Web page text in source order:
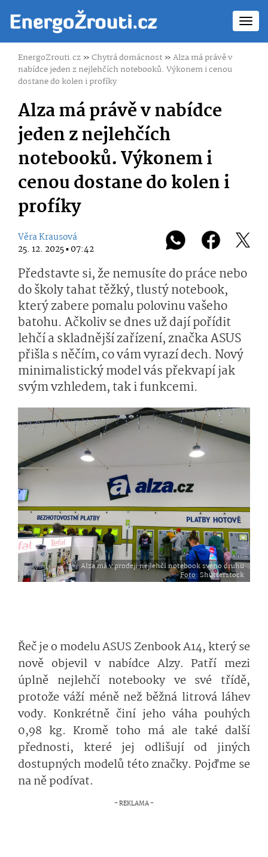
EnergoZrouti.cz»Chytrá domácnost»Alza má právě v
nabídce jeden z nejlehčích notebooků. Výkonem i cenou
dostane do kolen i profíky
Alza má právě v nabídce
jeden z nejlehčích
notebooků. Výkonem i
cenou dostane do kolen i
profíky
Věra Krausová
25. 12. 2025 ▪ 07:42
Představte si, že nemusíte do práce nebo
do školy tahat těžký, tlustý notebook,
který zabere pomalu polovinu vašeho
batohu. Ačkoliv se dnes už dají pořídit
lehčí a skladnější zařízení, značka ASUS
přišla s něčím, co vám vyrazí dech. Nový
minimalistický model vás překvapí jak
svým vzhledem, tak i funkcemi.
Alza má v prodeji nejlehčí notebook svého druhu
Foto: Shutterstock
Řeč je o modelu ASUS Zenbook A14, který se
nově objevil v nabídce Alzy. Patří mezi
úplně nejlehčí notebooky ve své třídě,
protože váží méně než běžná litrová láhev
vody. Konkrétně činí jeho váha pouhých
0,98 kg. Kromě toho má ale také další
přednosti, které jej odlišují od jiných
dostupných modelů této značky. Pojďme se
na ně podívat.